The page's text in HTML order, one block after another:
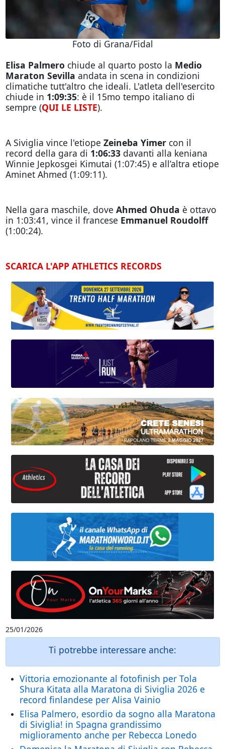
Foto di Grana/Fidal
Elisa Palmero chiude al quarto posto la Medio
Maraton Sevilla andata in scena in condizioni
climatiche tutt'altro che ideali. L'atleta dell'esercito
chiude in 1:09:35: è il 15mo tempo italiano di
sempre (QUI LE LISTE).
A Siviglia vince l'etiope Zeineba Yimer con il
record della gara di 1:06:33davanti alla keniana
Winnie Jepkosgei Kimutai (1:07:45) e all’altra etiope
Aminet Ahmed (1:09:11).
Nella gara maschile, dove Ahmed Ohuda è ottavo
in 1:03:41, vince il francese Emmanuel Roudolff
(1:00:24).
SCARICA L'APP ATHLETICS RECORDS
25/01/2026
Ti potrebbe interessare anche:
Vittoria emozionante al fotofinish per Tola
Shura Kitata alla Maratona di Siviglia 2026 e
record finlandese per Alisa Vainio
Elisa Palmero, esordio da sogno alla Maratona
di Siviglia! in Spagna grandissimo
miglioramento anche per Rebecca Lonedo